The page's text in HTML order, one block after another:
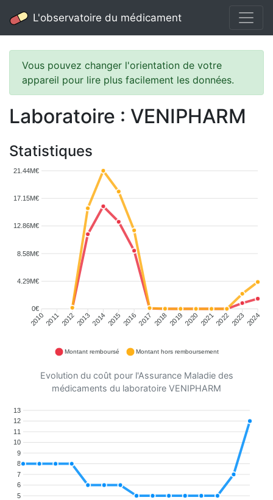
L'observatoire du médicament
Vous pouvez changer l'orientation de votre
appareil pour lire plus facilement les données.
Laboratoire : VENIPHARM
Statistiques
21.44M€
17.15M€
12.86M€
8.58M€
4.29M€
0€
201020112012201320142015 20162017 2018 20192020 202120222023 2024
Montant remboursé Montant hors remboursement
Evolution du coût pour l'Assurance Maladie des
médicaments du laboratoire VENIPHARM
13
12
11
10
9
8
7
6
5